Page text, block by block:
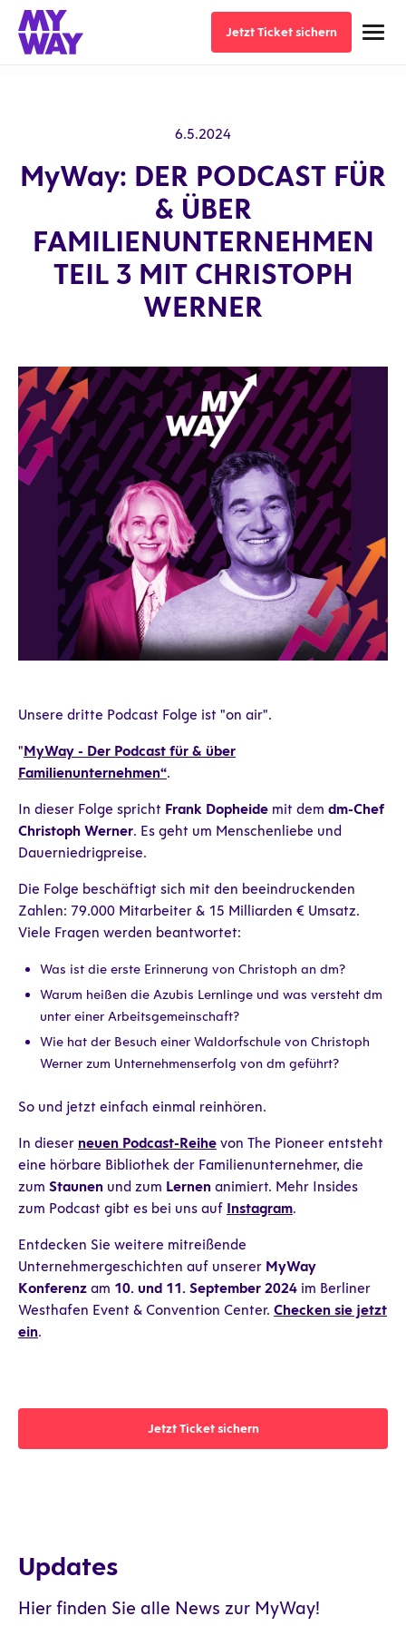
Jetzt Ticket sichern
Jetzt Ticket sichern
6.5.2024
MyWay: DER PODCAST FÜR
& ÜBER
FAMILIENUNTERNEHMEN
TEIL 3 MIT CHRISTOPH
WERNER
Unsere dritte Podcast Folge ist "on air".
"MyWay - Der Podcast für & über
Familienunternehmen“.
In dieser Folge spricht Frank Dopheide mit dem dm-Chef
Christoph Werner. Es geht um Menschenliebe und
Dauerniedrigpreise.
Die Folge beschäftigt sich mit den beeindruckenden
Zahlen: 79.000 Mitarbeiter & 15 Milliarden € Umsatz.
Viele Fragen werden beantwortet:
Was ist die erste Erinnerung von Christoph an dm?
Warum heißen die Azubis Lernlinge und was versteht dm
unter einer Arbeitsgemeinschaft?
Wie hat der Besuch einer Waldorfschule von Christoph
Werner zum Unternehmenserfolg von dm geführt?
So und jetzt einfach einmal reinhören.
In dieser neuen Podcast-Reihe von The Pioneer entsteht
eine hörbare Bibliothek der Familienunternehmer, die
zum Staunen und zum Lernen animiert. Mehr Insides
zum Podcast gibt es bei uns auf Instagram.
Entdecken Sie weitere mitreißende
Unternehmergeschichten auf unserer MyWay
Konferenz am 10. und 11. September 2024 im Berliner
Westhafen Event & Convention Center. Checken sie jetzt
ein.
Jetzt Ticket sichern
Updates
Hier finden Sie alle News zur MyWay!